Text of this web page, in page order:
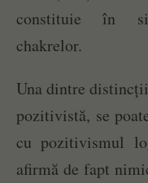
constituie în
chakrelor.
Una dintre
pozitivistă, se
cu pozitivismul
afirmă de fapt